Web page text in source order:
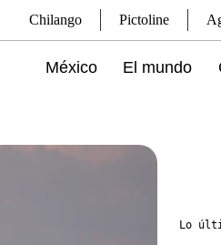
Chilango Pictoline
México El mundo
Lo